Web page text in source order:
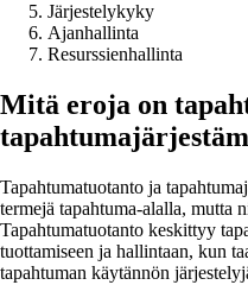
Järjestelykyky
Ajanhallinta
Resurssienhallinta
Mitä eroja on
Tapahtumatuotanto ja
termejä tapahtuma-alalla, mutta
Tapahtumatuotanto keskittyy
tuottamiseen ja hallintaan, kun
tapahtuman käytännön